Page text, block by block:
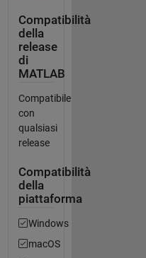
Compatibilità
della
release
di
MATLAB
Compatibile
con
qualsiasi
release
Compatibilità
della
piattaforma
Windows
macOS